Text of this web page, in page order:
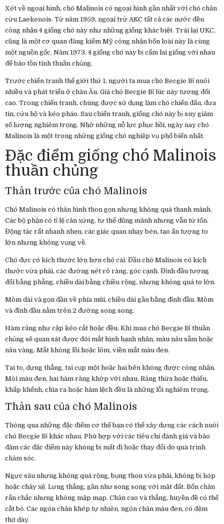
Xét về ngoại hình, chó Malinois có ngoại hình gần nhất với chó chăn
cừu Laekenois. Từ năm 1959, ngoại trừ AKC tất cả các nước đều
công nhận 4 giống chó này như những giống khác biệt. Trái lại UKC,
cũng là một cơ quan đăng kiểm Mỹ công nhận bốn loài này là cùng
một nguồn gốc. Năm 1973, 4 giống chó này bị cấm lai giống với nhau
để bảo tồn tính thuần chủng.
Trước chiến tranh thế giới thứ 1, người ta mua chó Becgie Bỉ nuôi
nhiều và phát triển ở châu Âu. Giá chó Becgie Bỉ lúc này tương đối
cao. Trong chiến tranh, chúng được sử dụng làm chó chiến đấu, đưa
tin, cứu hộ và kéo pháo. Sau chiến tranh, giống chó này bị suy giảm
số lượng nghiêm trọng. Nhờ những nỗ lực phục hồi, ngày nay chó
Malinois là một trong những giống chó nghiệp vụ phổ biến nhất.
Đặc điểm giống chó Malinois
thuần chủng
Thân trước của chó Malinois
Chó Malinois có thân hình thon gọn nhưng không quá thanh mảnh.
Các bộ phận có tỉ lệ cân xứng, tư thế dũng mãnh nhưng vẫn từ tốn.
Động tác rất nhanh nhẹn, các giác quan nhạy bén, tạo ấn tượng to
lớn nhưng không vụng về.
Chó đực có kích thước lớn hơn chó cái. Đầu chó Malinois có kích
thước vừa phải, các đường nét rõ ràng, góc cạnh. Đỉnh đầu tương
đối bằng phẳng, chiều dài bằng chiều rộng, nhưng không quá to lớn.
Mõm dài và gọn dần về phía mũi, chiều dài gần bằng đỉnh đầu. Mõm
và đỉnh đầu nằm trên 2 đường song song.
Hàm răng như cặp kéo cắt hoặc đều. Khi mua chó Becgie Bỉ thuần
chủng sẽ quan sát được đôi mắt hình hạnh nhân, màu nâu sẫm hoặc
nâu vàng. Mắt không lồi hoặc lõm, viền mắt màu đen.
Tai to, dựng thẳng, tai cụp một hoặc hai bên không được công nhận.
Môi màu đen, hai hàm răng khớp với nhau. Răng thừa hoặc thiếu,
khấp khểnh, chìa ra hoặc hàm lệch đều là những lỗi nghiêm trọng.
Thân sau của chó Malinois
Thông qua những đặc điểm cơ thể bạn có thể xây dựng các cách nuôi
chó Becgie Bỉ khác nhau. Phù hợp với các tiêu chí đánh giá và bảo
đảm các đặc điểm này không bị mất đi hoặc thay đổi do quá trình
chăm sóc.
Ngực sâu nhưng không quá rộng, bụng thon vừa phải, không bị hóp
hoặc chảy xệ. Lưng thẳng, gần như song song với mặt đất. Bốn chân
rắn chắc nhưng không mập mạp. Chân cao và thẳng, huyền đề có thể
cắt bỏ. Các ngón chân khép tự nhiên, ngón chân màu đen, có đệm
thịt dày.